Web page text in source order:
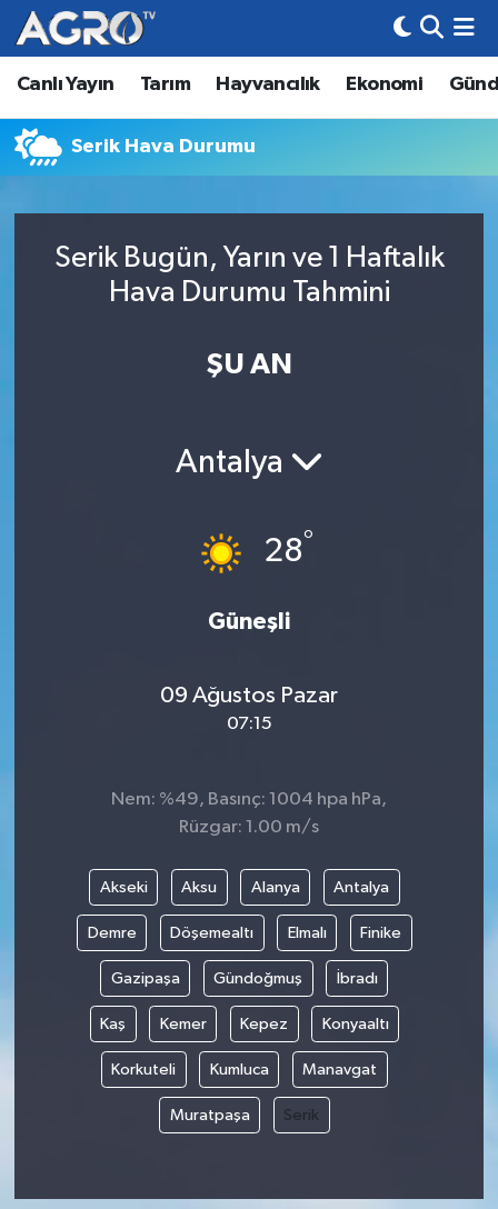
Canlı Yayın Tarım Hayvancılık Ekonomi
Serik Hava Durumu
Serik Bugün, Yarın ve 1 Haftalık
Hava Durumu Tahmini
ŞU AN
Antalya
28°
Güneşli
09 Ağustos Pazar
07:15
Nem: %49, Basınç: 1004 hpa hPa,
Rüzgar: 1.00 m/s
Akseki Aksu Alanya Antalya
Demre Döşemealtı Elmalı Finike
Gazipaşa Gündoğmuş İbradı
Kaş Kemer Kepez Konyaaltı
Korkuteli Kumluca Manavgat
Muratpaşa Serik
Hava Durumu
Trafik Durumu
Tüm Manşetler